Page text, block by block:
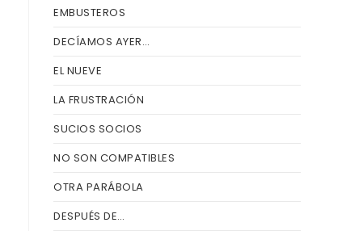
EMBUSTEROS
DECÍAMOS AYER…
EL NUEVE
LA FRUSTRACIÓN
SUCIOS SOCIOS
NO SON COMPATIBLES
OTRA PARÁBOLA
DESPUÉS DE…